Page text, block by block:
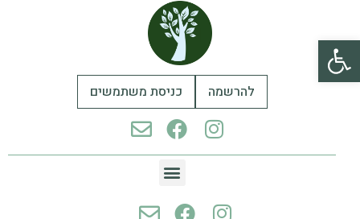
פתח סרגל נגישות
להרשמה כניסת משתמשים